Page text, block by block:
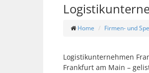
Home Firmen- und
Logistikunternehmen
Frankfurt am Main –